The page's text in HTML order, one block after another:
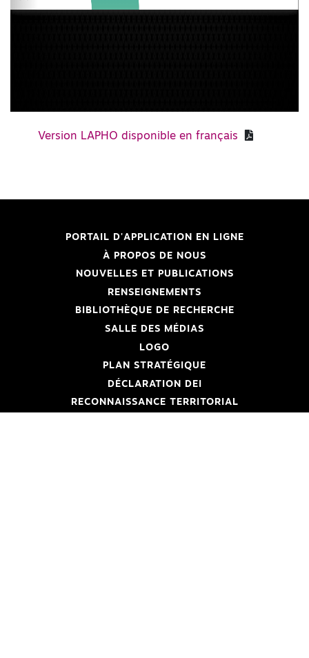
Version LAPHO disponible en français
PORTAIL D'APPLICATION EN LIGNE
À PROPOS DE NOUS
NOUVELLES ET PUBLICATIONS
RENSEIGNEMENTS
BIBLIOTHÈQUE DE RECHERCHE
SALLE DES MÉDIAS
LOGO
PLAN STRATÉGIQUE
DÉCLARATION DEI
RECONNAISSANCE TERRITORIAL